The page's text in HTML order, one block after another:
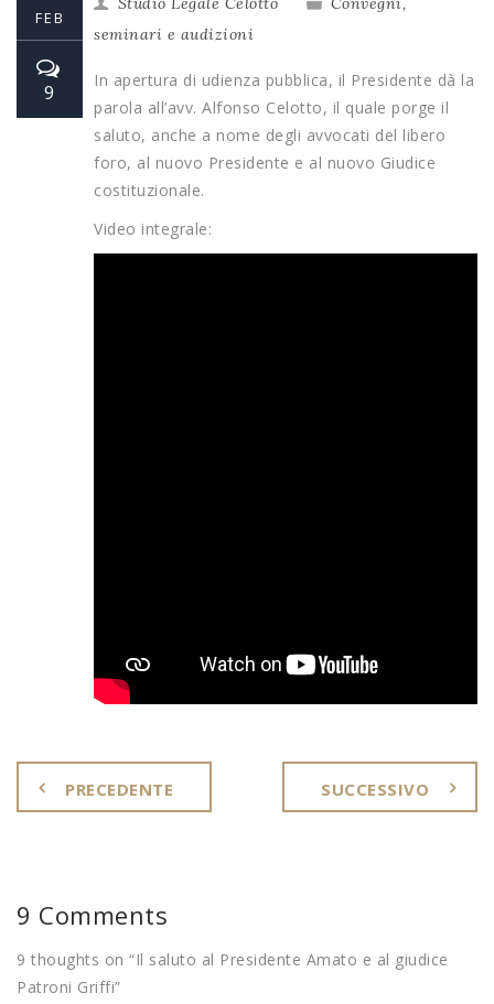
FEB
9
seminari e audizioni
In apertura di udienza pubblica, il Presidente dà la
parola all’avv. Alfonso Celotto, il quale porge il
saluto, anche a nome degli avvocati del libero
foro, al nuovo Presidente e al nuovo Giudice
costituzionale.
Video integrale:
PRECEDENTE SUCCESSIVO
9 Comments
9 thoughts on “Il saluto al Presidente Amato e al giudice
Patroni Griffi”